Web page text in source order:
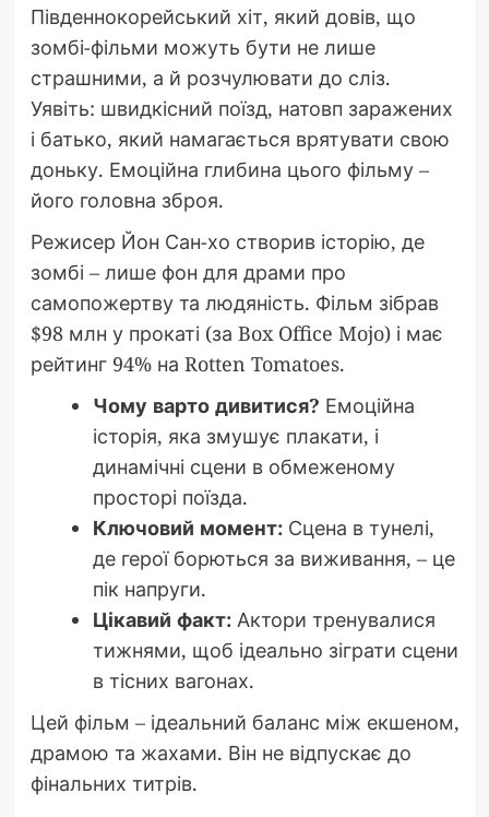
Південнокорейський хіт, який довів, що
зомбі-фільми можуть бути не лише
страшними, а й розчулювати до сліз.
Уявіть: швидкісний поїзд, натовп заражених
і батько, який намагається врятувати свою
доньку. Емоційна глибина цього фільму –
його головна зброя.
Режисер Йон Сан-хо створив історію, де
зомбі – лише фон для драми про
самопожертву та людяність. Фільм зібрав
$98 млн у прокаті (за Box Office Mojo) і має
рейтинг 94% на Rotten Tomatoes.
Чому варто дивитися? Емоційна
історія, яка змушує плакати, і
динамічні сцени в обмеженому
просторі поїзда.
Ключовий момент:Сцена в тунелі,
де герої борються за виживання, – це
пік напруги.
Цікавий факт:Актори тренувалися
тижнями, щоб ідеально зіграти сцени
в тісних вагонах.
Цей фільм – ідеальний баланс між екшеном,
драмою та жахами. Він не відпускає до
фінальних титрів.